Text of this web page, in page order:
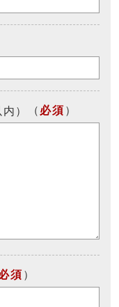
） （ 必須 ）
須 ）